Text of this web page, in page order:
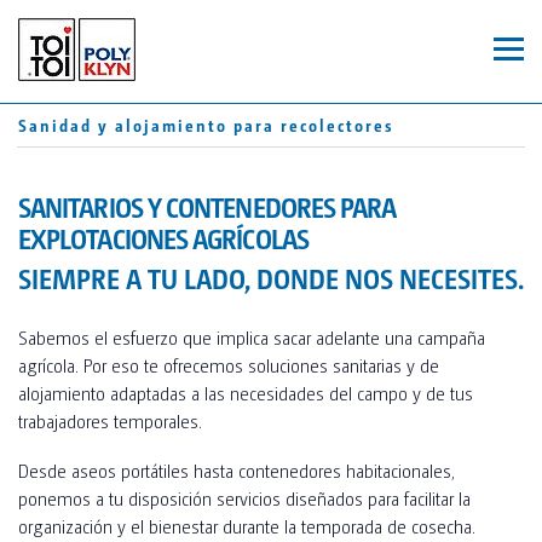
CA
ES
FR
ASEOS
WC MÓVILES
TOI® ROCKY
TOI® GREEN
TOI® HYGIENE+
TOI® WATER UP
TOI® WATER
MÓDULOS
JOHN PRIVY
SERVICIOS
Sanidad y alojamiento para recolectores
SANITARIOS Y CONTENEDORES PARA
EXPLOTACIONES AGRÍCOLAS
SIEMPRE A TU LADO, DONDE NOS NECESITES.
Sabemos el esfuerzo que implica sacar adelante una campaña
agrícola. Por eso te ofrecemos soluciones sanitarias y de
alojamiento adaptadas a las necesidades del campo y de tus
trabajadores temporales.
Desde aseos portátiles hasta contenedores habitacionales,
ponemos a tu disposición servicios diseñados para facilitar la
organización y el bienestar durante la temporada de cosecha.